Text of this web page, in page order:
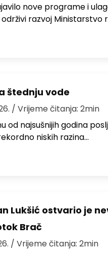
nove programe i
razvoj Ministarstvo
štednju vode
/ Vrijeme čitanja: 2min
od najsušnijih godina
niskih razina…
Lukšić ostvario je
Brač
/ Vrijeme čitanja: 2min